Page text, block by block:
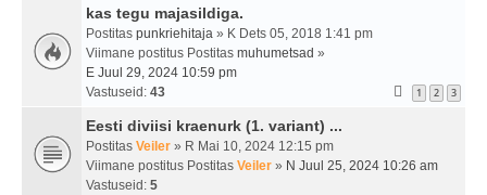
kas tegu majasildiga.
Postitas punkriehitaja » K Dets 05, 2018 1:41 pm
Viimane postitus Postitas muhumetsad »
E Juul 29, 2024 10:59 pm
Vastuseid: 43 1 2 3
Eesti diviisi kraenurk (1. variant) ...
Postitas Veiler » R Mai 10, 2024 12:15 pm
Viimane postitus Postitas Veiler » N Juul 25, 2024 10:26 am
Vastuseid: 5